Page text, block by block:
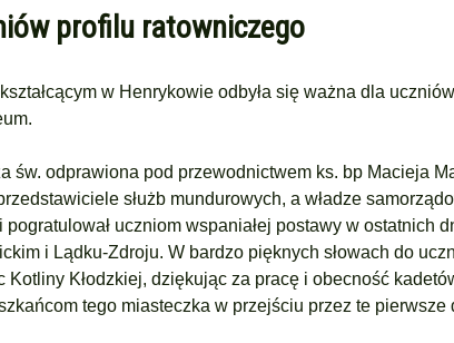
profilu ratowniczego
w Henrykowie odbyła się ważna dla
św. odprawiona pod przewodnictwem ks. bp Macieja
służb mundurowych, a władze
uczniom wspaniałej postawy w ostatnich
i Lądku-Zdroju. W bardzo pięknych słowach do
Kłodzkiej, dziękując za pracę i obecność
tego miasteczka w przejściu przez te